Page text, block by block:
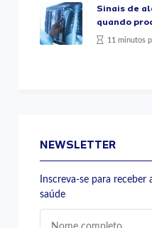
Sinais de
quando
11 minutos
NEWSLETTER
Inscreva-se para receber
saúde